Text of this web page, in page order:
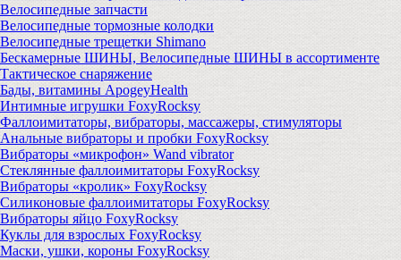
Велосипедные запчасти
Велосипедные тормозные колодки
Велосипедные трещетки Shimano
Бескамерные ШИНЫ, Велосипедные ШИНЫ в ассортименте
Тактическое снаряжение
Бады, витамины ApogeyHealth
Интимные игрушки FoxyRocksy
Фаллоимитаторы, вибраторы, массажеры, стимуляторы
Анальные вибраторы и пробки FoxyRocksy
Вибраторы «микрофон» Wand vibrator
Стеклянные фаллоимитаторы FoxyRocksy
Вибраторы «кролик» FoxyRocksy
Силиконовые фаллоимитаторы FoxyRocksy
Вибраторы яйцо FoxyRocksy
Куклы для взрослых FoxyRocksy
Маски, ушки, короны FoxyRocksy